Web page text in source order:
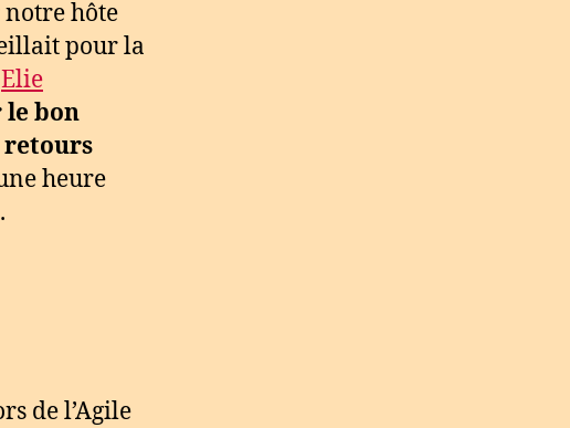
hôte
pour la
Elie
le bon
retours
heure
de l’Agile